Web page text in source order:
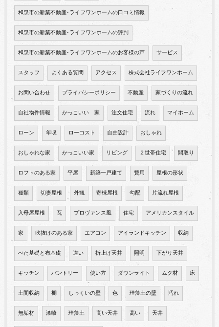
和泉市の新築不動産･ライフワンホームの口コミ情報
和泉市の新築不動産･ライフワンホームの評判
和泉市の新築不動産･ライフワンホームのお客様の声 サービス
スタッフ よくある質問 アクセス 株式会社ライフワンホーム
お問い合わせ プライバシーポリシー 不動産 家づくりの流れ
自社物件情報 かっこいい 家 注文住宅 流れ マイホーム
ローン 年収 ローコスト 自由設計 おしゃれ
おしゃれな家 かっこいい家 リビング ２世帯住宅 間取り
ロフトのある家 平屋 新築一戸建て 費用 屋根の形状
種類 切妻屋根 外観 寄棟屋根 勾配 片流れ屋根
入母屋屋根 瓦 プロヴァンス風 住宅 アメリカンスタイル
家 吹抜けのある家 エアコン アイランドキッチン 収納
べた基礎と布基礎 違い 折上げ天井 照明 下がり天井
キッチン パントリー 使い方 ダウンライト ムク材 床
土間収納 棚 しっくいの壁 色 珪藻土の壁 汚れ
無垢材 漆喰 珪藻土 高い天井 高い 天井